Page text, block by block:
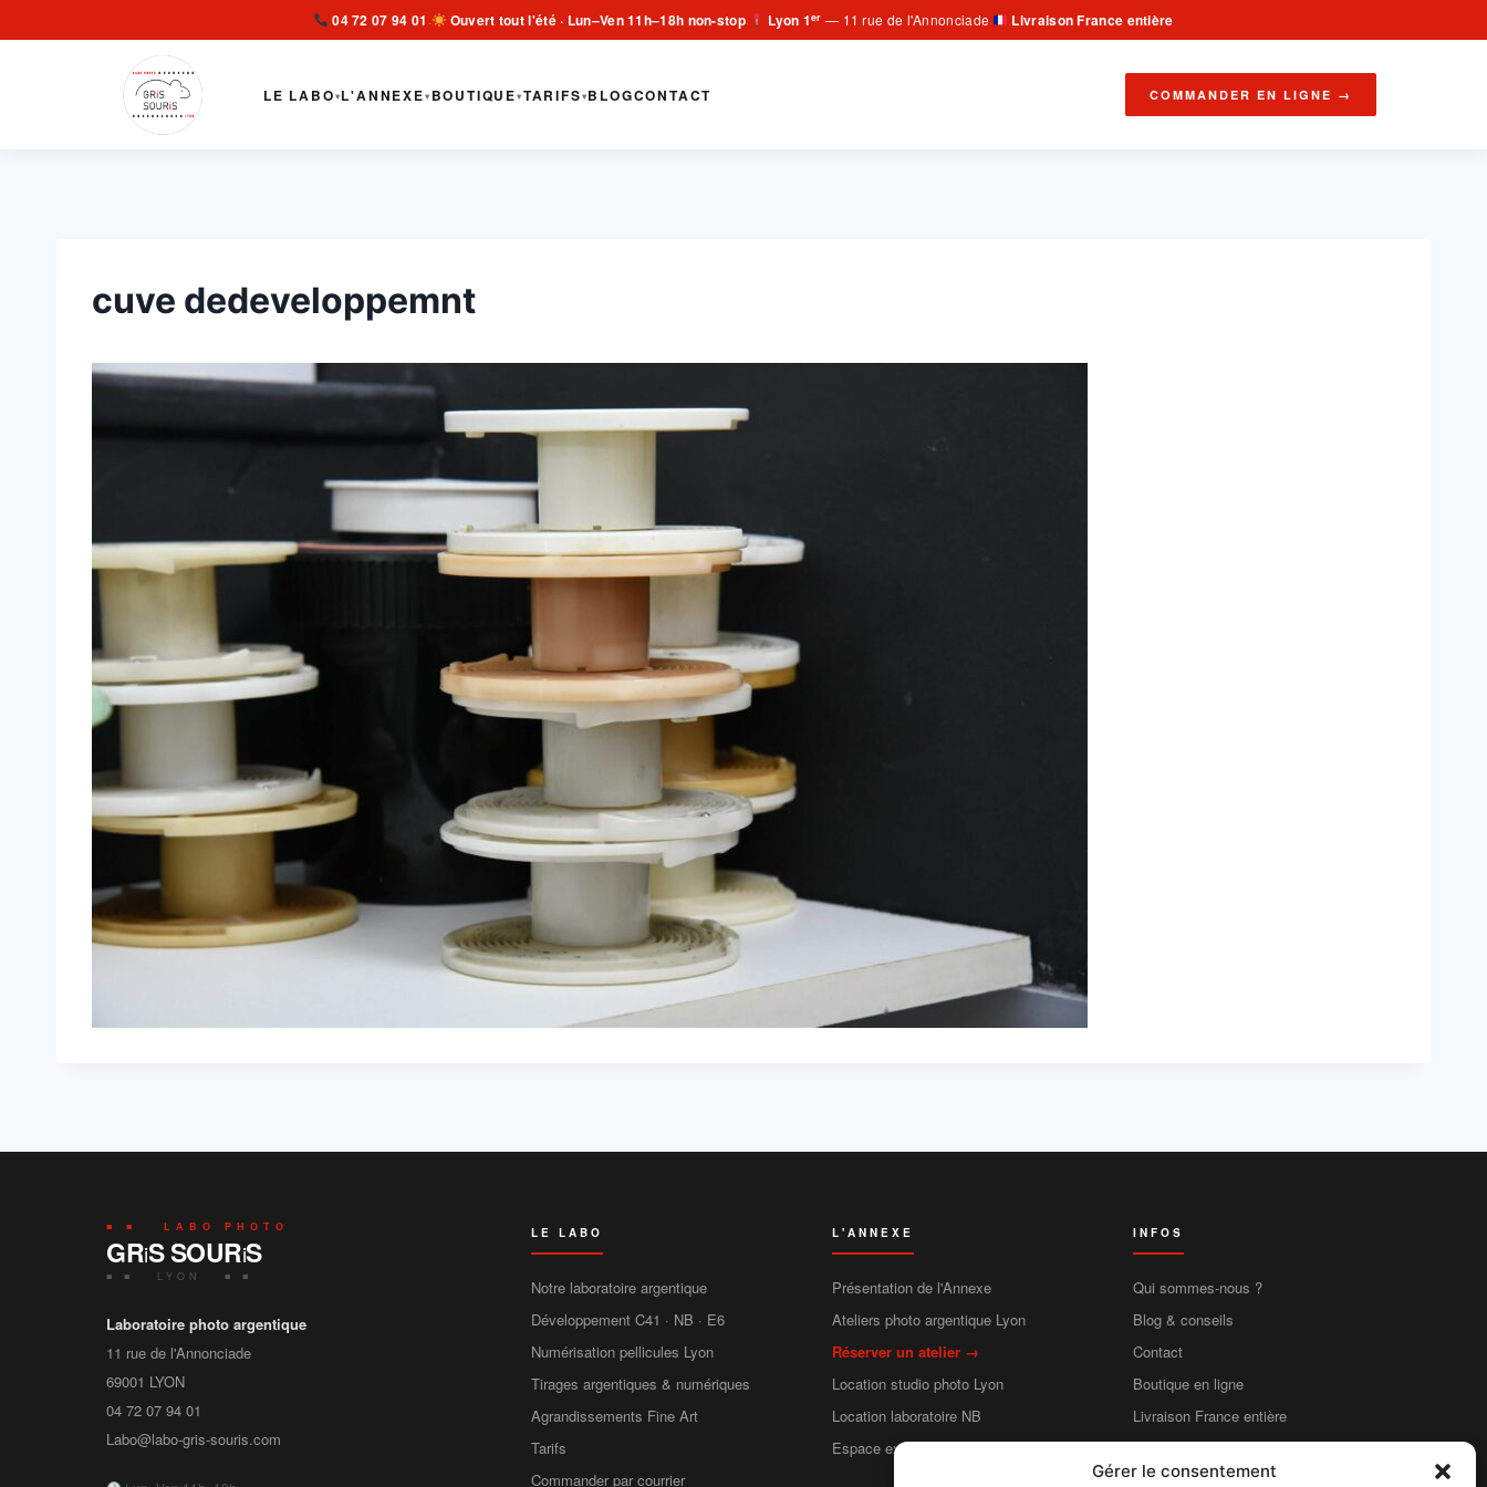
Gérer le consentement
04 72 07 94 01 · Ouvert tout l'été · Lun–Ven 11h–18h non-stop· Lyon 1er — 11 rue de l'Annonciade· Livraison France entière
LE LABO▾L'ANNEXE▾ BOUTIQUE▾TARIFS▾BLOGCONTACT COMMANDER EN LIGNE →
au
cuve dedeveloppemnt
■ ■ LABO PHOTO
GRiS SOURiS
■ ■ LYON ■ ■
Laboratoire photo argentique
11 rue de l'Annonciade
69001 LYON
04 72 07 94 01
Labo@labo-gris-souris.com
LE LABO
Notre laboratoire argentique
Développement C41 · NB · E6
Numérisation pellicules Lyon
Tirages argentiques & numériques
Agrandissements Fine Art
Tarifs
Commander par courrier
L'ANNEXE
Présentation de l'Annexe
Ateliers photo argentique Lyon
Réserver un atelier →
Location studio photo Lyon
Location laboratoire NB
Espace exposition
INFOS
Qui sommes-nous ?
Blog & conseils
Contact
Boutique en ligne
Livraison France entière
Mentions légales
CGV